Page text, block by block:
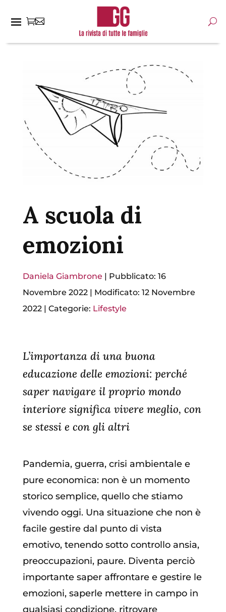
A scuola di
emozioni
Daniela Giambrone | Pubblicato: 16
Novembre 2022| Modificato: 12 Novembre
2022| Categorie: Lifestyle
L’importanza di una buona
educazione delle emozioni: perché
saper navigare il proprio mondo
interiore significa vivere meglio, con
se stessi e con gli altri
Pandemia, guerra, crisi ambientale e
pure economica: non è un momento
storico semplice, quello che stiamo
vivendo oggi. Una situazione che non è
facile gestire dal punto di vista
emotivo, tenendo sotto controllo ansia,
preoccupazioni, paure. Diventa perciò
importante saper affrontare e gestire le
emozioni, saperle mettere in campo in
qualsiasi condizione, ritrovare